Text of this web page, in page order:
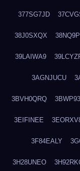
377SG7JD
38J0SXQX
39LAIWA9
3AGNJUCU
3BVH0QRQ
3EIFINEE
3F84EALY
3H28UNEO